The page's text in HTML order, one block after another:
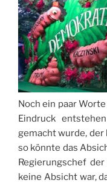
Noch ein paar
Eindruck
gemacht wurde, der
so könnte das
Regierungschef
keine Absicht war,